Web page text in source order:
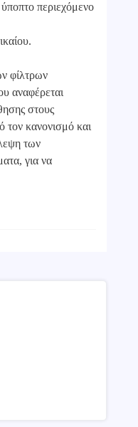
περιεχόμενο
φίλτρων
αναφέρεται
στους
τον κανονισμό και
των
για να